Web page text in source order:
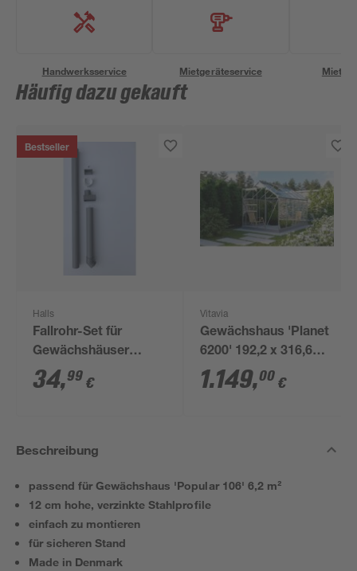
Handwerksservice Mietgeräteservice
Häufig dazu gekauft
Bestseller
Halls
Fallrohr-Set für
Gewächshäuser
'Popular'
34,99 €
Vitavia
Gewächshaus 'Planet
6200' 192,2 x 316,6
cm mit 3 mm
Sicherheitsglas
1.149,00 €
Beschreibung
passend für Gewächshaus 'Popular 106' 6,2 m²
12 cm hohe, verzinkte Stahlprofile
einfach zu montieren
für sicheren Stand
Made in Denmark